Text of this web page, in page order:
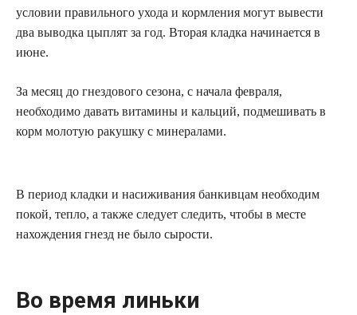
условии правильного ухода и кормления могут вывести
два выводка цыплят за год. Вторая кладка начинается в
июне.
За месяц до гнездового сезона, с начала февраля,
необходимо давать витамины и кальций, подмешивать в
корм молотую ракушку с минералами.
В период кладки и насиживания банкивцам необходим
покой, тепло, а также следует следить, чтобы в месте
нахождения гнезд не было сырости.
Во время линьки